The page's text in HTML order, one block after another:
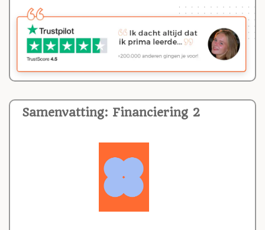
Samenvatting: Financiering 2